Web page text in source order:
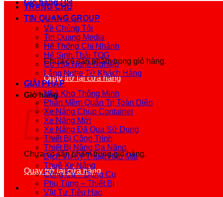
Giỏ hàng /0₫
Chưa có sản phẩm trong giỏ hàng.
Quay trở lại cửa hàng
Giỏ hàng
Chưa có sản phẩm trong giỏ hàng.
Quay trở lại cửa hàng
TRANG CHỦ
TIN QUANG GROUP
Về Chúng Tôi
Tin Quang Media
Hệ Thống Chi Nhánh
Hệ Sinh Thái TQG
Cơ Hội Nghề Nghiệp
Lắng Nghe Từ Khách Hàng
GIẢI PHÁP
Nhà Kho Thông Minh
Phần Mềm Quản Trị Toàn Diện
Xe Nâng Chụp Container
Xe Nâng Mới
Xe Nâng Đã Qua Sử Dụng
Thiết Bị Công Trình
Thiết Bị Nâng Đa Năng
Dịch Vụ Kỹ Thuật Hậu Mãi
Thuê Xe Nâng
Công Cụ – Dụng Cụ
Phụ Tùng – Thiết Bị
Vật Tư Tiêu Hao